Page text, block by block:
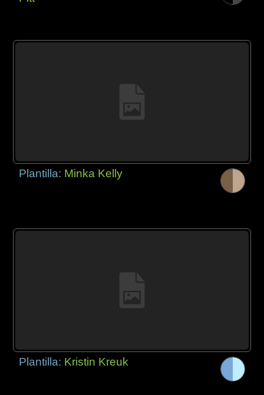
Plantilla: Minka Kelly
Plantilla: Kristin Kreuk